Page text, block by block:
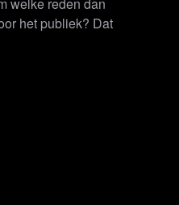
het publiek? Dat